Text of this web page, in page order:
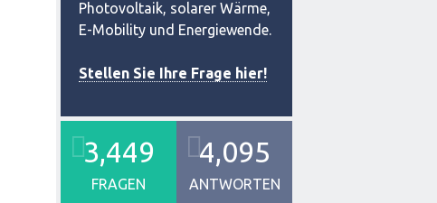
Photovoltaik, solarer Wärme,
E-Mobility und Energiewende.
Stellen Sie Ihre Frage hier!
3,449
FRAGEN
4,095
ANTWORTEN